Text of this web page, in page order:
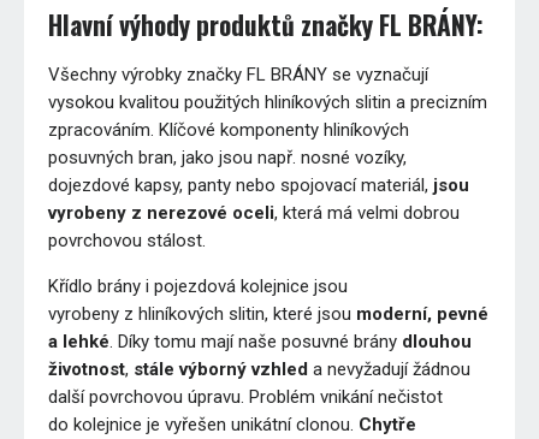
Hlavní výhody produktů značky FL BRÁNY:
Všechny výrobky značky FL BRÁNY se vyznačují
vysokou kvalitou použitých hliníkových slitin a precizním
zpracováním. Klíčové komponenty hliníkových
posuvných bran, jako jsou např. nosné vozíky,
dojezdové kapsy, panty nebo spojovací materiál, jsou
vyrobeny z nerezové oceli, která má velmi dobrou
povrchovou stálost.
Křídlo brány i pojezdová kolejnice jsou
vyrobeny z hliníkových slitin, které jsou moderní, pevné
a lehké. Díky tomu mají naše posuvné brány dlouhou
životnost, stále výborný vzhled a nevyžadují žádnou
další povrchovou úpravu. Problém vnikání nečistot
do kolejnice je vyřešen unikátní clonou. Chytře